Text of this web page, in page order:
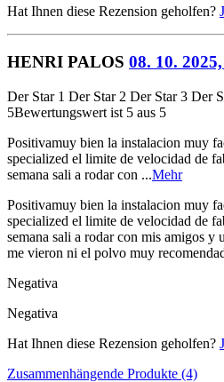
Hat Ihnen diese Rezension geholfen?
HENRI PALOS 08. 10.
Der Star 1 Der Star 2 Der Star 3 Der
5Bewertungswert ist 5 aus 5
Positivamuy bien la instalacion muy
specialized el limite de velocidad de
semana sali a rodar con ...Mehr
Positivamuy bien la instalacion muy
specialized el limite de velocidad de
semana sali a rodar con mis amigos
me vieron ni el polvo muy
Negativa
Negativa
Hat Ihnen diese Rezension geholfen?
Zusammenhängende Produkte (4)